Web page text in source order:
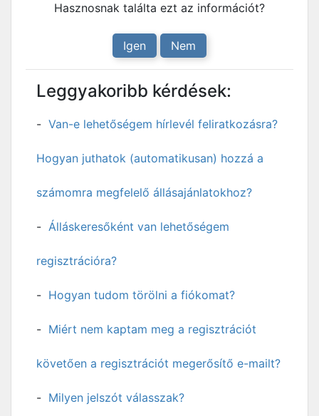
Hasznosnak találta ezt az információt?
Igen Nem
Leggyakoribb kérdések:
Van-e lehetőségem hírlevél feliratkozásra?
Hogyan juthatok (automatikusan) hozzá a
számomra megfelelő állásajánlatokhoz?
Álláskeresőként van lehetőségem
regisztrációra?
Hogyan tudom törölni a fiókomat?
Miért nem kaptam meg a regisztrációt
követően a regisztrációt megerősítő e-mailt?
Milyen jelszót válasszak?